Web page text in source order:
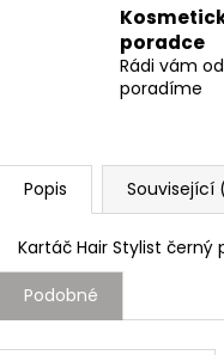
poradce
Rádi vám
poradíme
Popis Související
Kartáč Hair Stylist
Podobné